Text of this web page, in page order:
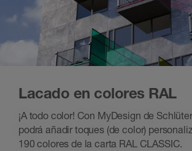
Lacado en colores RAL
¡A todo color! Con MyDesign de
podrá añadir toques (de color)
190 colores de la carta RAL CLASSIC.